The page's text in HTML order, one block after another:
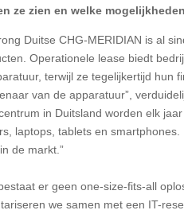
ze zien en welke
Duitse CHG-MERIDIAN is al
Operationele lease biedt
terwijl ze tegelijkertijd hun
van de apparatuur”,
in Duitsland worden elk
laptops, tablets en
de markt.”
er geen one-size-fits-all
we samen met een IT-